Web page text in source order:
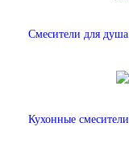
Смесители для душа
Кухонные смесители